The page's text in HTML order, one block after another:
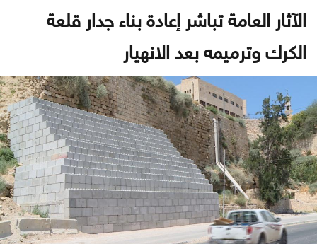
الآثار العامة تباشر إعادة بناء جدار قلعة
الكرك وترميمه بعد الانهيار